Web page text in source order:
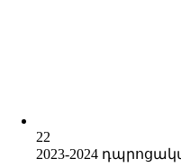
22
2023-2024